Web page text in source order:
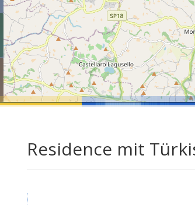
Residence mit